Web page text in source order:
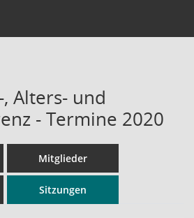
Alters- und
- Termine 2020
Mitglieder
Sitzungen